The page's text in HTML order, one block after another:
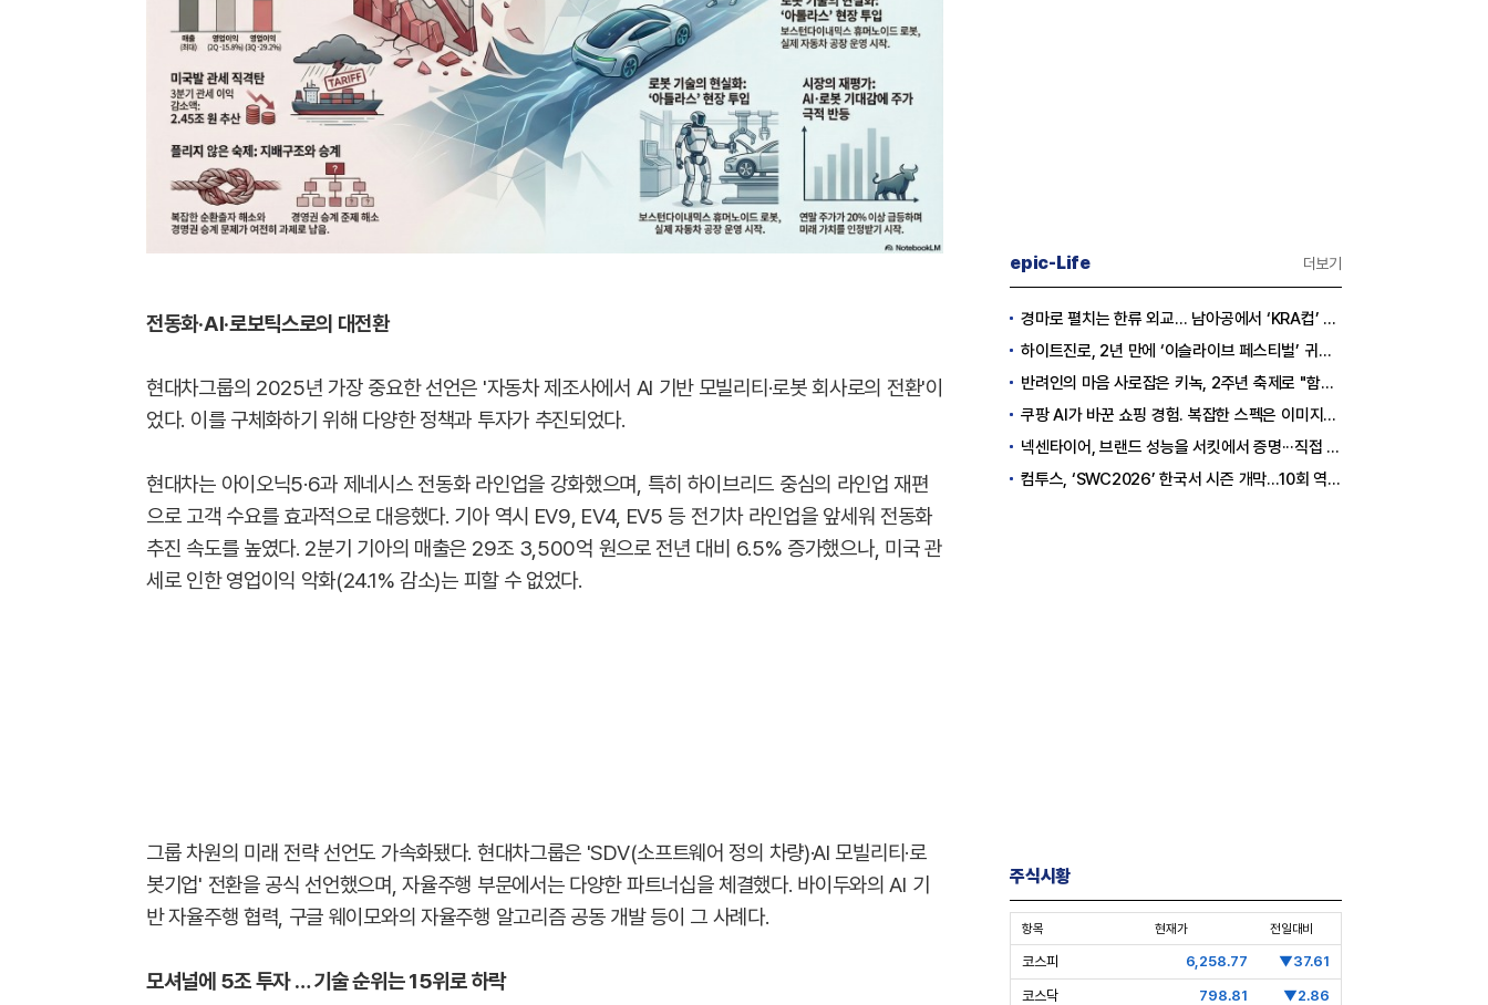
전동화·AI·로보틱스로의 대전환
현대차그룹의 2025년 가장 중요한 선언은 '자동차 제조사에서 AI 기반 모빌리티·로봇 회사로의 전환'이
었다. 이를 구체화하기 위해 다양한 정책과 투자가 추진되었다.
현대차는 아이오닉5·6과 제네시스 전동화 라인업을 강화했으며, 특히 하이브리드 중심의 라인업 재편
으로 고객 수요를 효과적으로 대응했다. 기아 역시 EV9, EV4, EV5 등 전기차 라인업을 앞세워 전동화
추진 속도를 높였다. 2분기 기아의 매출은 29조 3,500억 원으로 전년 대비 6.5% 증가했으나, 미국 관
세로 인한 영업이익 악화(24.1% 감소)는 피할 수 없었다.
그룹 차원의 미래 전략 선언도 가속화됐다. 현대차그룹은 'SDV(소프트웨어 정의 차량)·AI 모빌리티·로
봇기업' 전환을 공식 선언했으며, 자율주행 부문에서는 다양한 파트너십을 체결했다. 바이두와의 AI 기
반 자율주행 협력, 구글 웨이모와의 자율주행 알고리즘 공동 개발 등이 그 사례다.
모셔널에 5조 투자 … 기술 순위는 15위로 하락
epic-Life 더보기
경마로 펼치는 한류 외교… 남아공에서 ‘KRA컵’ 개최하는 한국마사회
하이트진로, 2년 만에 ‘이슬라이브 페스티벌’ 귀환…25,000명 규모 대확장
반려인의 마음 사로잡은 키녹, 2주년 축제로 "함께하는 즐거움"을 선물하다
쿠팡 AI가 바꾼 쇼핑 경험. 복잡한 스펙은 이미지로, 수백 개 리뷰는 한눈에…
넥센타이어, 브랜드 성능을 서킷에서 증명···직접 체험하는 고객 참여형 마케팅 확대
컴투스, ‘SWC2026’ 한국서 시즌 개막…10회 역사를 이어갈 챔피언은 누가 될까
주식시황
항목 현재가 전일대비
코스피 6,258.77 ▼37.61
코스닥 798.81 ▼2.86